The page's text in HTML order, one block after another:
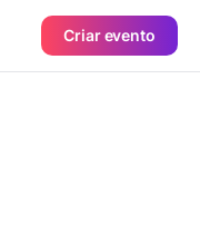
Criar evento